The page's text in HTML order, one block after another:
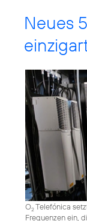
Neues
O2Telefónica
Frequenzen ein,